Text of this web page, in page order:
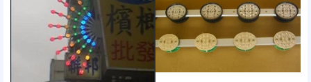
使用燈泡：高亮度節能LED燈泡
開關模式：接電即亮
特色說明：擁高亮度LED炫彩燈光效